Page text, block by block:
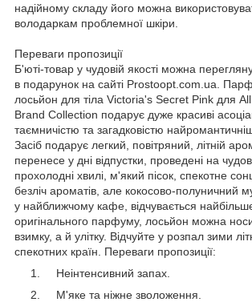
надійному складу його можна
володаркам проблемної шкіри.
Переваги пропозиції
Б'юті-товар у чудовій якості можна
в подарунок на сайті Prostoopt.com.ua.
лосьйон для тіла Victoria's Secret Pink для
Brand Collection подарує дуже красиві
таємничістю та загадковістю
Засіб подарує легкий, повітряний, літній
перенесе у дні відпустки, проведені на
прохолодні хвилі, м'який пісок, спекотне
безліч ароматів, але кокосово-полуничний
у найближчому кафе, відчувається
оригінального парфуму, лосьйон можна
взимку, а й улітку. Відчуйте у розпал зими
спекотних країн. Переваги пропозиції:
Неінтенсивний запах.
М'яке та ніжне зволоження.